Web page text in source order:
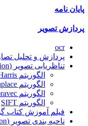
پایان نامه
پردازش تصویر
ocr
پردازش و تحلیل
تناظریابی تصویر (Image Registration)
الگوریتم Harris
الگوریتم Harris-Laplace
الگوریتم Moravec
الگوریتم SIFT
فیلم آموزش کتاب
ناحیه بندی تصویر (Image Segmentation)